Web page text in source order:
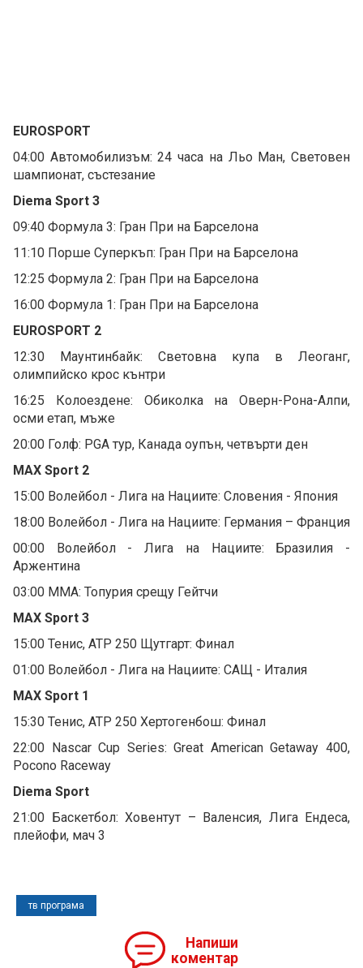
EUROSPORT
04:00 Автомобилизъм: 24 часа на Льо Ман, Световен
шампионат, състезание
Diema Sport 3
09:40 Формула 3: Гран При на Барселона
11:10 Порше Суперкъп: Гран При на Барселона
12:25 Формула 2: Гран При на Барселона
16:00 Формула 1: Гран При на Барселона
EUROSPORT 2
12:30 Маунтинбайк: Световна купа в Леоганг,
олимпийско крос кънтри
16:25 Колоездене: Обиколка на Оверн-Рона-Алпи,
осми етап, мъже
20:00 Голф: PGA тур, Канада оупън, четвърти ден
MAX Sport 2
15:00 Волейбол - Лига на Нациите: Словения - Япония
18:00 Волейбол - Лига на Нациите: Германия – Франция
00:00 Волейбол - Лига на Нациите: Бразилия -
Аржентина
03:00 ММА: Топурия срещу Гейтчи
MAX Sport 3
15:00 Тенис, ATP 250 Щутгарт: Финал
01:00 Волейбол - Лига на Нациите: САЩ - Италия
MAX Sport 1
15:30 Тенис, ATP 250 Хертогенбош: Финал
22:00 Nascar Cup Series: Great American Getaway 400,
Pocono Raceway
Diema Sport
21:00 Баскетбол: Ховентут – Валенсия, Лига Ендеса,
плейофи, мач 3
тв програма
Напиши
коментар